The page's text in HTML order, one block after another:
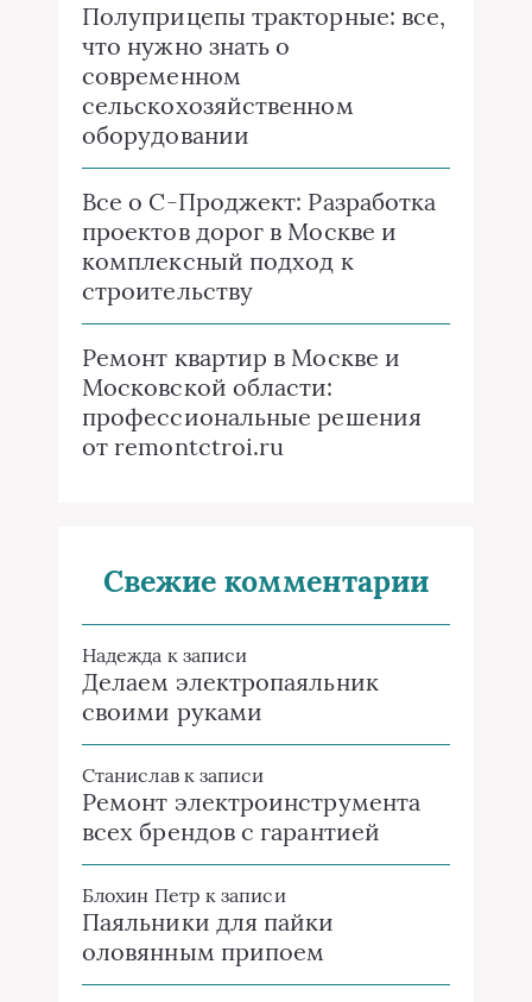
Полуприцепы тракторные: все,
что нужно знать о
современном
сельскохозяйственном
оборудовании
Все о C-Проджект: Разработка
проектов дорог в Москве и
комплексный подход к
строительству
Ремонт квартир в Москве и
Московской области:
профессиональные решения
от remontctroi.ru
Свежие комментарии
Надежда к записи
Делаем электропаяльник
своими руками
Станиславк записи
Ремонт электроинструмента
всех брендов с гарантией
Блохин Петр к записи
Паяльники для пайки
оловянным припоем